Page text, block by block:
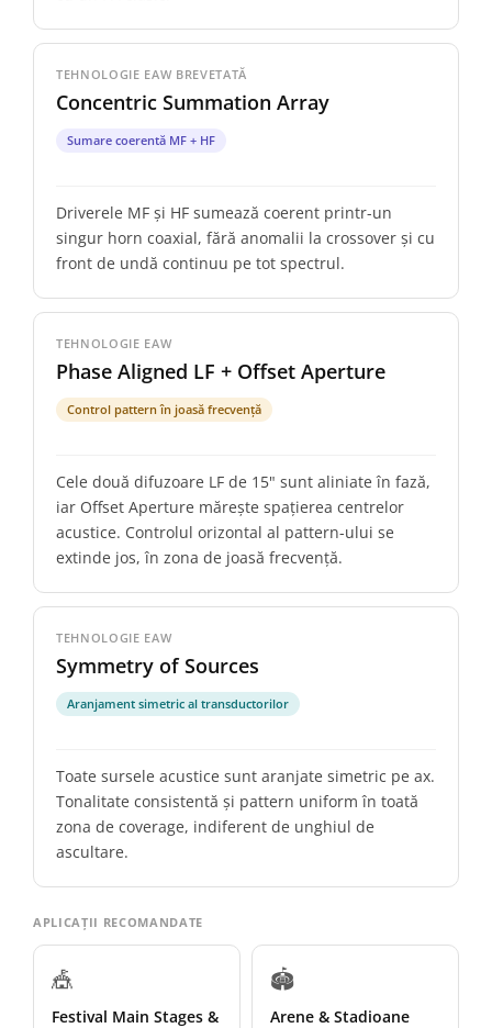
TEHNOLOGIE EAW BREVETATĂ
Concentric Summation Array
Sumare coerentă MF + HF
Driverele MF și HF sumează coerent printr-un
singur horn coaxial, fără anomalii la crossover și cu
front de undă continuu pe tot spectrul.
TEHNOLOGIE EAW
Phase Aligned LF + Offset Aperture
Control pattern în joasă frecvență
Cele două difuzoare LF de 15" sunt aliniate în fază,
iar Offset Aperture mărește spațierea centrelor
acustice. Controlul orizontal al pattern-ului se
extinde jos, în zona de joasă frecvență.
TEHNOLOGIE EAW
Symmetry of Sources
Aranjament simetric al transductorilor
Toate sursele acustice sunt aranjate simetric pe ax.
Tonalitate consistentă și pattern uniform în toată
zona de coverage, indiferent de unghiul de
ascultare.
APLICAȚII RECOMANDATE
🎪
Festival Main Stages &
🏟️
Arene & Stadioane